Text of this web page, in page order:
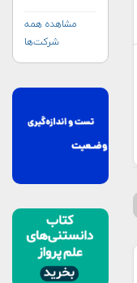
مشاهده همه
شرکت‌ها